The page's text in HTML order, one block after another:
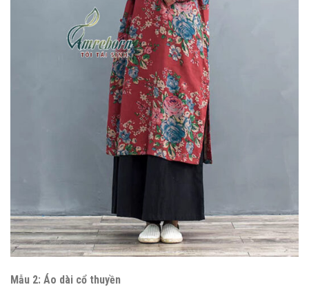
Mẫu 2: Áo dài cổ thuyền